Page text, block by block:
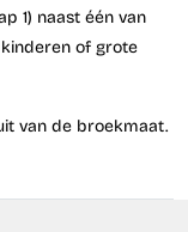
1) naast één van
of grote
van de broekmaat.